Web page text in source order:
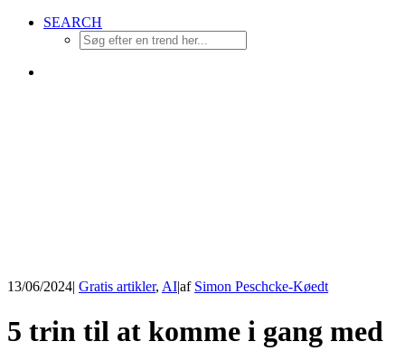
SEARCH
13/06/2024| Gratis artikler, AI|af Simon Peschcke-Køedt
5 trin til at komme i gang med